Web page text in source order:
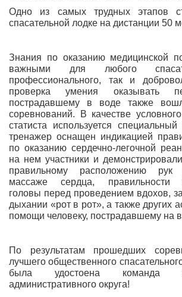
Одно из самых трудных этапов
спасательной лодке на дистанции 50
Знания по оказанию медицинской
важными для любого
профессионального, так и
проверка умения оказывать
пострадавшему в воде также
соревнований. В качестве
статиста используется
тренажер оснащен индикацией
по оказанию сердечно-легочной
на нем участники и
правильному расположению
массаже сердца, правильности
головы перед проведением вдохов,
дыхании «рот в рот», а также других
помощи человеку, пострадавшему на
По результатам прошедших
лучшего общественного
была удостоена команда
административного округа!